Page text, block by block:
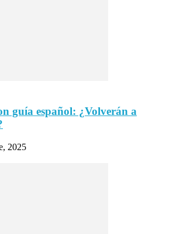
guía español: ¿Volverán a
2025